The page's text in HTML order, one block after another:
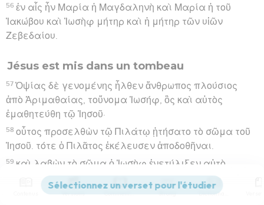
56 ἐν αἷς ἦν Μαρία ἡ Μαγδαληνὴ καὶ Μαρία ἡ τοῦ
Ἰακώβου καὶ Ἰωσὴφ μήτηρ καὶ ἡ μήτηρ τῶν υἱῶν
Ζεβεδαίου.
Jésus est mis dans un tombeau
57 Ὀψίας δὲ γενομένης ἦλθεν ἄνθρωπος πλούσιος
ἀπὸ Ἁριμαθαίας, τοὔνομα Ἰωσήφ, ὃς καὶ αὐτὸς
ἐμαθητεύθη τῷ Ἰησοῦ·
58 οὗτος προσελθὼν τῷ Πιλάτῳ ᾐτήσατο τὸ σῶμα τοῦ
Ἰησοῦ. τότε ὁ Πιλᾶτος ἐκέλευσεν ἀποδοθῆναι.
59 καὶ λαβὼν τὸ σῶμα ὁ Ἰωσὴφ ἐνετύλιξεν αὐτὸ
σινδόνι καθαρᾷ,
καὶ ἔθηκεν αὐτὸ ἐν τῷ καινῷ αὐτοῦ μνημείῳ ὃ
Versions Commentaires Strong